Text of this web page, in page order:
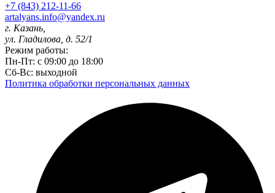
+7 (843) 212-11-66
artalyans.info@yandex.ru
г. Казань,
ул. Гладилова, д. 52/1
Режим работы:
Пн-Пт: с 09:00 до 18:00
Сб-Вс: выходной
Политика обработки персональных данных